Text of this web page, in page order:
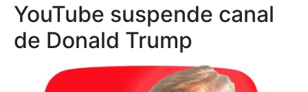
YouTube suspende canal
de Donald Trump